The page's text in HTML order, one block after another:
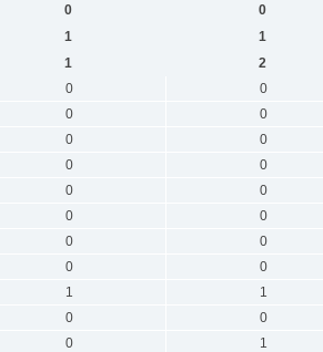
0 0
1 1
1 2
0 0
0 0
0 0
0 0
0 0
0 0
0 0
0 0
1 1
0 0
0 1